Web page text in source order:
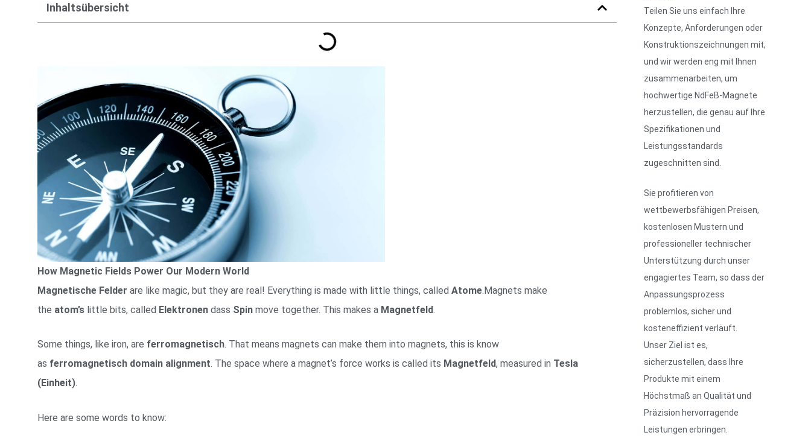
Inhaltsübersicht
How Magnetic Fields Power Our Modern World
Magnetische Felder are like magic, but they are real! Everything is made with little things, called Atome.Magnets make
the atom’s little bits, called Elektronen dass Spin move together. This makes a Magnetfeld.
Some things, like iron, are ferromagnetisch. That means magnets can make them into magnets, this is know
as ferromagnetisch domain alignment. The space where a magnet’s force works is called its Magnetfeld, measured in Tesla
(Einheit).
Here are some words to know:
Teilen Sie uns einfach Ihre
Konzepte, Anforderungen oder
Konstruktionszeichnungen mit,
und wir werden eng mit Ihnen
zusammenarbeiten, um
hochwertige NdFeB-Magnete
herzustellen, die genau auf Ihre
Spezifikationen und
Leistungsstandards
zugeschnitten sind.
Sie profitieren von
wettbewerbsfähigen Preisen,
kostenlosen Mustern und
professioneller technischer
Unterstützung durch unser
engagiertes Team, so dass der
Anpassungsprozess
problemlos, sicher und
kosteneffizient verläuft.
Unser Ziel ist es,
sicherzustellen, dass Ihre
Produkte mit einem
Höchstmaß an Qualität und
Präzision hervorragende
Leistungen erbringen.